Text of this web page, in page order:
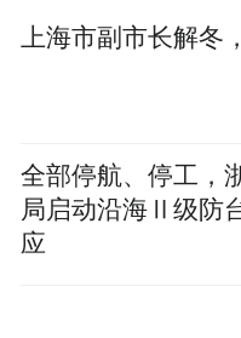
上海市副市长解冬
全部停航、停工，
局启动沿海Ⅱ级防
应